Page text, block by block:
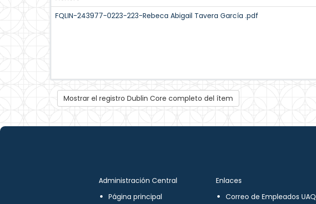
FQLIN-243977-0223-223-Rebeca Abigail Tavera García .pdf
Mostrar el registro Dublin Core completo del ítem
Administración Central
Página principal
Enlaces
Correo de Empleados UAQ